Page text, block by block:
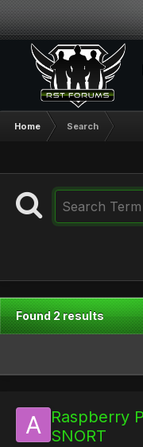
Home Search
Found 2 results
Raspberry
SNORT